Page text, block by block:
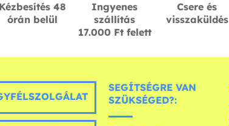
Kézbesítés 48
órán belül
Ingyenes
szállítás
17.000 Ft felett
Csere és
visszaküldés
SEGÍTSÉGRE VAN
SZÜKSÉGED?: